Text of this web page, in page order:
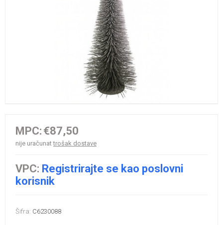
MPC: €87,50
nije uračunattrošak dostave
VPC: Registrirajte se kao poslovni
korisnik
Šifra: C6230088